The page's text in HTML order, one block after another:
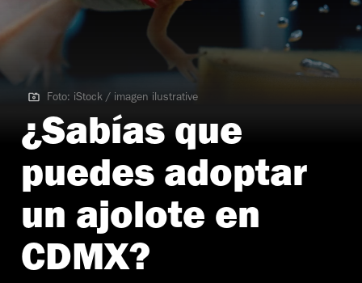
Foto: iStock / imagen ilustrative
Foto: iStock / imagen ilustrative
¿Sabías que
puedes adoptar
un ajolote en
CDMX?